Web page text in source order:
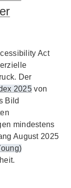
Act
Der
2025 von
Bild
mindestens
August 2025